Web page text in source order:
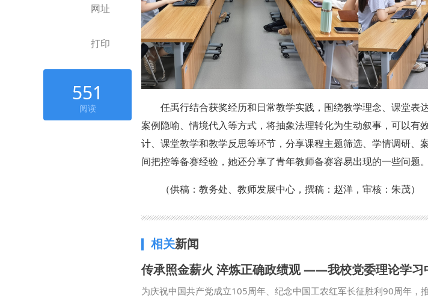
网址
打印
551
阅读
任禹行结合获奖经历和日常教学实践，围绕教学理念、课堂表
案例隐喻、情境代入等方式，将抽象法理转化为生动叙事，可以有
计、课堂教学和教学反思等环节，分享课程主题筛选、学情调研、
间把控等备赛经验，她还分享了青年教师备赛容易出现的一些问题。
（供稿：教务处、教师发展中心，撰稿：赵洋，审核：朱茂）
相关新闻
为庆祝中国共产党成立105周年、纪念中国工农红军长征胜利90周年，